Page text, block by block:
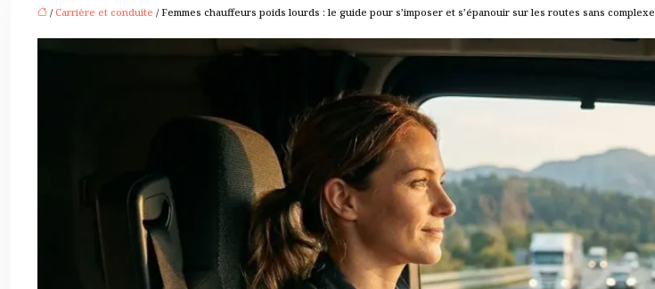
/ Carrière et conduite / Femmes chauffeurs poids lourds : le guide pour s’imposer et s’épanouir sur les routes sans complexe